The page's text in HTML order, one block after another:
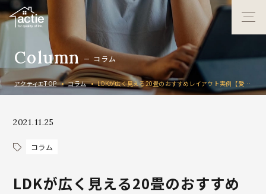
Column コ ラム
アクティエTOP コラム LDKが広く見える20畳のおすすめレイアウト実例【愛知】｜縦長・横長で狭く感じない空間デザインのコツ
2021.11.25
コラム
LDKが広く見える20畳のおすすめ